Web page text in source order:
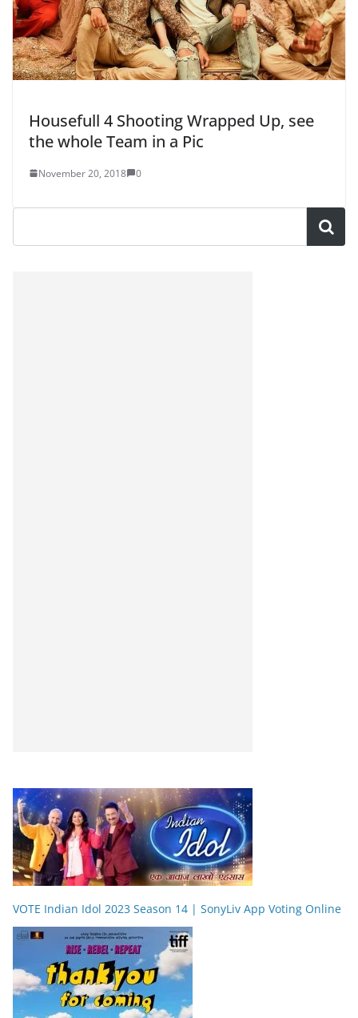
Housefull 4 Shooting Wrapped Up, see
the whole Team in a Pic
November 20, 2018 0
VOTE Indian Idol 2023 Season 14 | SonyLiv App Voting Online